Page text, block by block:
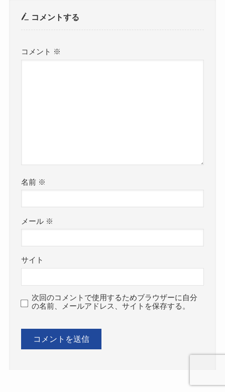
コメントする
コメント ※
名前 ※
メール ※
サイト
次回のコメントで使用するためブラウザーに自分
の名前、メールアドレス、サイトを保存する。